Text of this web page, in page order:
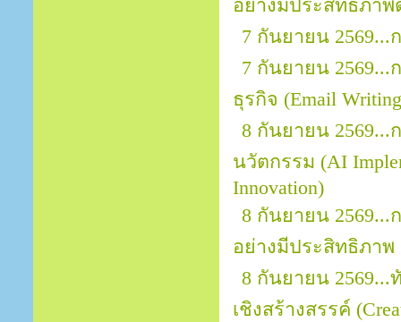
อย่างมีประสิทธิภาพ
7 กันยายน 2569...
7 กันยายน 2569...
ธุรกิจ (Email
8 กันยายน 2569...
นวัตกรรม (AI
Innovation)
8 กันยายน
อย่างมีประสิทธิภาพ
8 กันยายน
เชิงสร้างสรรค์